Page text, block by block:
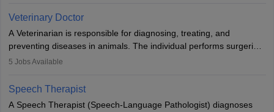
Due to the increased demand for diagnostic services, pathology
offers good career opportunities in clinical practices, research and
academics.
Veterinary Doctor
A Veterinarian is responsible for diagnosing, treating, and
preventing diseases in animals. The individual performs surgeries,
guides nutrition, and provides animal care. A Bachelor’s in
profession brings together medical knowledge and a strong
commitment to animal welfare.
5 Jobs Available
Speech Therapist
A Speech Therapist (Speech-Language Pathologist) diagnoses